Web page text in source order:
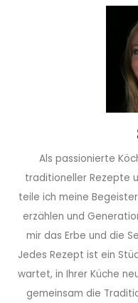
Als passionierte
traditioneller Rezepte
teile ich meine
erzählen und
mir das Erbe und die
Jedes Rezept ist ein
wartet, in Ihrer Küche
gemeinsam die